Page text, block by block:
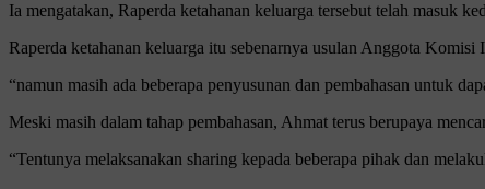
Ia mengatakan, Raperda ketahanan keluarga tersebut telah masuk
Raperda ketahanan keluarga itu sebenarnya usulan Anggota
“namun masih ada beberapa penyusunan dan pembahasan untuk
Meski masih dalam tahap pembahasan, Ahmat terus berupaya
“Tentunya melaksanakan sharing kepada beberapa pihak dan